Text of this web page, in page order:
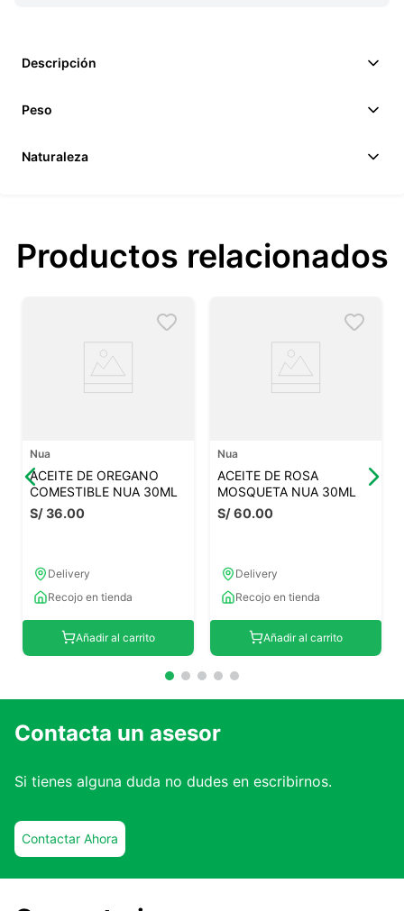
Descripción
Peso
Naturaleza
Productos relacionados
Nua
ACEITE DE OREGANO
COMESTIBLE NUA 30ML
S/36.00
Delivery
Recojo en tienda
Añadir al carrito
Nua
ACEITE DE ROSA
MOSQUETA NUA 30ML
S/60.00
Delivery
Recojo en tienda
Añadir al carrito
Contacta un asesor
Si tienes alguna duda no dudes en escribirnos.
Contactar Ahora